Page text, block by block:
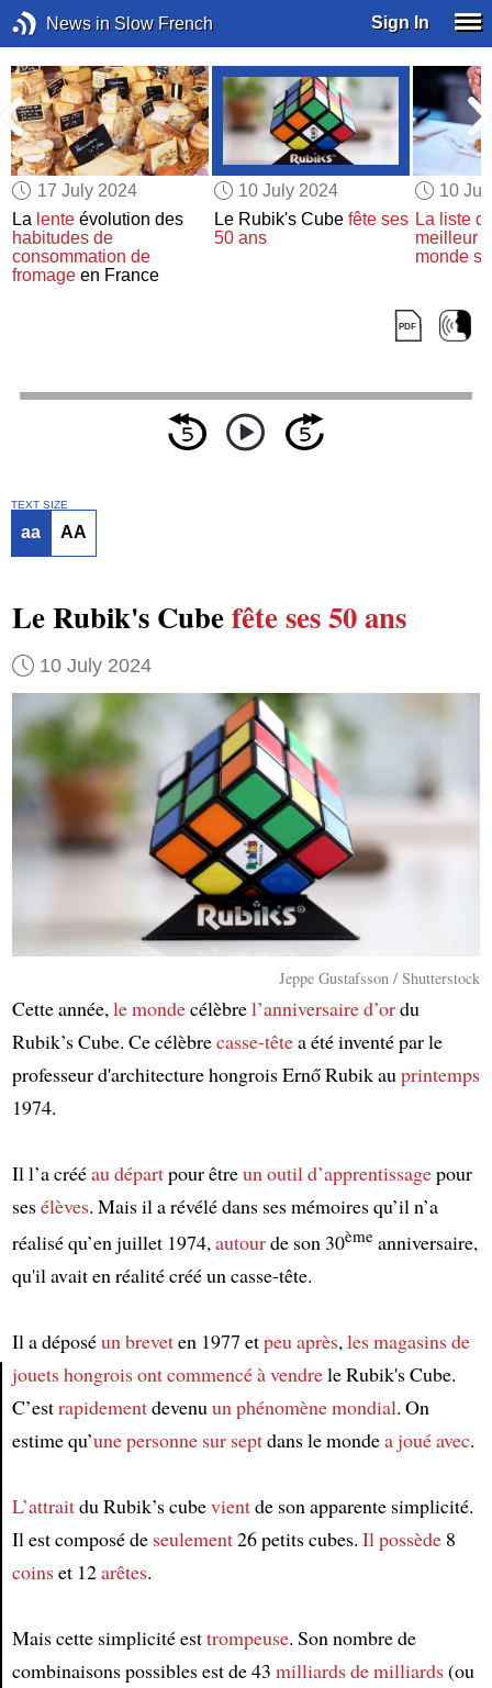
News in Slow French Sign In
17 July 2024
La lente évolution des
habitudes de
consommation de
fromage en France
10 July 2024
Le Rubik's Cube fête ses
50 ans
10
La liste
meilleur
monde
TEXT SIZE
aa AA
Le Rubik's Cubefêteses 50 ans
10 July 2024
Jeppe Gustafsson / Shutterstock
Cette année,le mondecélèbrel’anniversaire d’ordu
Rubik’s Cube. Ce célèbrecasse-têtea été inventé par le
professeur d'architecture hongrois Ernő Rubik auprintemps
1974.
Il l’a crééau départpour êtreun outil d’apprentissagepour
sesélèves. Mais il a révélé dans ses mémoires qu’il n’a
réalisé qu’en juillet 1974,autourde son 30èmeanniversaire,
qu'il avait en réalité créé un casse-tête.
Il a déposéun breveten 1977 etpeu après,les magasins de
jouetshongroisont commencé à vendrele Rubik's Cube.
C’estrapidementdevenuun phénomène mondial. On
estime qu’une personne sur septdans le mondea joué avec.
L’attraitdu Rubik’s cubevientde son apparente simplicité.
Il est composé de seulement26 petits cubes. Il possède8
coinset 12arêtes.
Mais cette simplicité esttrompeuse. Son nombre de
combinaisons possibles est de 43 milliards de milliards(ou